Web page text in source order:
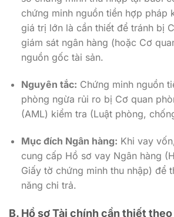
chứng minh nguồn tiền hợp pháp
giá trị lớn là cần thiết để tránh bị
giám sát ngân hàng (hoặc Cơ
nguồn gốc tài sản.
Nguyên tắc: Chứng minh nguồn
phòng ngừa rủi ro bị Cơ quan
(AML) kiểm tra (Luật phòng,
Mục đích Ngân hàng: Khi vay
cung cấp Hồ sơ vay Ngân hàng
Giấy tờ chứng minh thu nhập) để
năng chi trả.
B. Hồ sơ Tài chính cần thiết